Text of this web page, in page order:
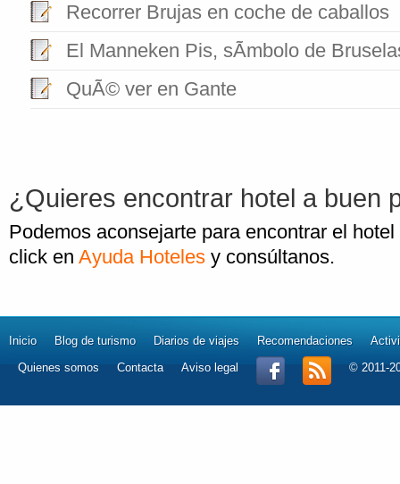
Recorrer Brujas en coche de caballos
El Manneken Pis, sÃ­mbolo de
QuÃ© ver en Gante
¿Quieres encontrar hotel a buen
Podemos aconsejarte para encontrar el
click en Ayuda Hoteles y consúltanos.
Inicio Blog de turismo Diarios de viajes Recomendaciones
Quienes somos
Contacta Aviso legal © 2011-